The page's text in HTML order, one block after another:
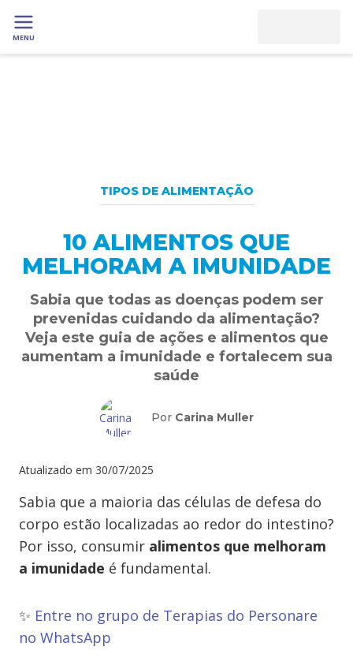
MENU
TIPOS DE ALIMENTAÇÃO
10 ALIMENTOS QUE
MELHORAM A IMUNIDADE
Sabia que todas as doenças podem ser
prevenidas cuidando da alimentação?
Veja este guia de ações e alimentos que
aumentam a imunidade e fortalecem sua
saúde
Por Carina Muller
Atualizado em 30/07/2025
Sabia que a maioria das células de defesa do
corpo estão localizadas ao redor do intestino?
Por isso, consumir alimentos que melhoram
a imunidade é fundamental.
✨ Entre no grupo de Terapias do Personare
no WhatsApp